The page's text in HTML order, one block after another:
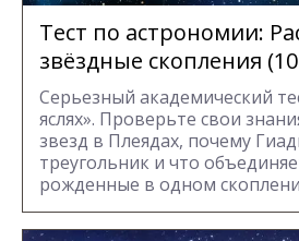
Тест по астрономии:
звёздные скопления
Серьезный академический
яслях». Проверьте свои
звезд в Плеядах, почему
треугольник и что
рожденные в одном